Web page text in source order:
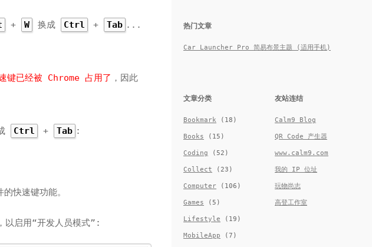
+ W 换成 Ctrl + Tab ...
键已经被 Chrome 占用了 ，因此
Ctrl + Tab :
快速键功能。
以启用“开发人员模式”:
热门文章
Car Launcher Pro 简易布景主题 (适用手机)
文章分类
Bookmark (18)
Books (15)
Coding (52)
Collect (23)
Computer (106)
Games (5)
Lifestyle (19)
MobileApp (7)
友站连结
Calm9 Blog
QR Code 产生器
www.calm9.com
我的 IP 位址
玩物尚志
高登工作室